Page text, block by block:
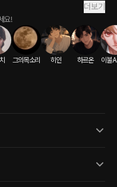
더보기
요!
그의목소리 히인 하르온 이불